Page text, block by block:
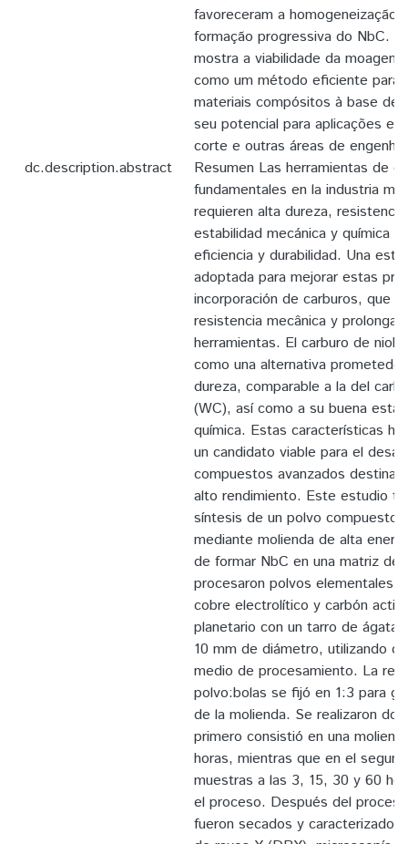
dc.description.abstract
favoreceram a homogeneização
formação progressiva do NbC.
mostra a viabilidade da moagem
como um método eficiente para
materiais compósitos à base de
seu potencial para aplicações
corte e outras áreas de
Resumen Las herramientas de
fundamentales en la industria
requieren alta dureza,
estabilidad mecánica y química
eficiencia y durabilidad. Una
adoptada para mejorar estas
incorporación de carburos, que
resistencia mecânica y
herramientas. El carburo de
como una alternativa
dureza, comparable a la del
(WC), así como a su buena
química. Estas características
un candidato viable para el
compuestos avanzados
alto rendimiento. Este estudio
síntesis de un polvo compuesto
mediante molienda de alta
de formar NbC en una matriz de
procesaron polvos elementales
cobre electrolítico y carbón
planetario con un tarro de ágata
10 mm de diámetro, utilizando
medio de procesamiento. La
polvo:bolas se fijó en 1:3 para
de la molienda. Se realizaron
primero consistió en una
horas, mientras que en el
muestras a las 3, 15, 30 y 60
el proceso. Después del
fueron secados y caracterizados